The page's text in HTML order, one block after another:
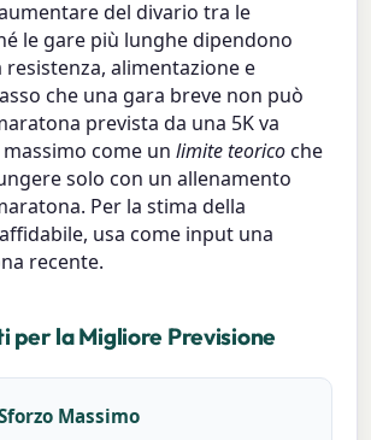
del divario tra le
le gare più lunghe dipendono
alimentazione e
che una gara breve non può
prevista da una 5K va
come unlimite teoricoche
solo con un allenamento
Per la stima della
usa come input una
recente.
per la Migliore Previsione
Massimo